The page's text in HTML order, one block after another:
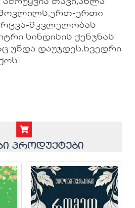
თავი,ახლა
ერთი
მკვლელობას
სინდისის ქენჯნას
უნდა დაუჯდეს,ხვედრი
პროდუქტები